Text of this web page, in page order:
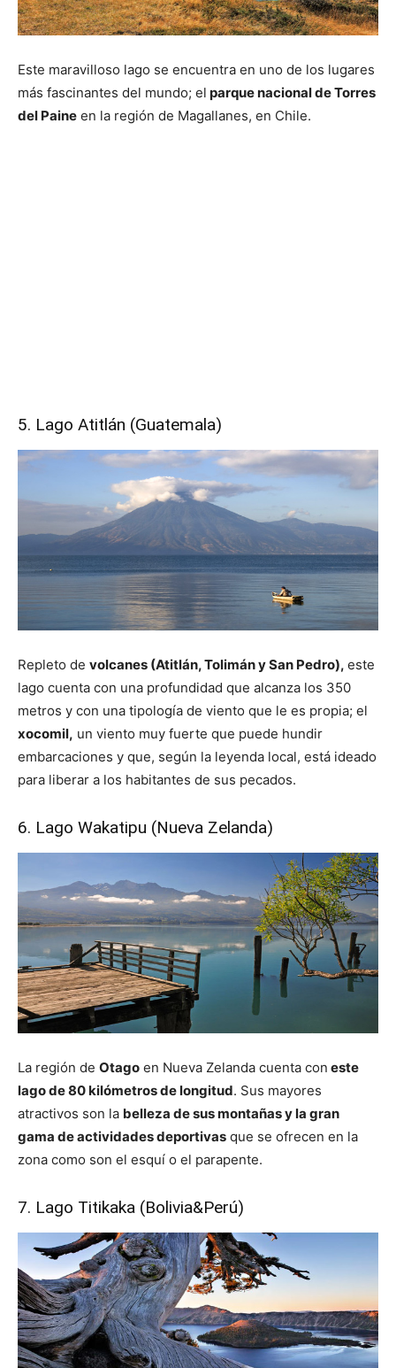
Este maravilloso lago se encuentra en uno de los lugares
más fascinantes del mundo; el parque nacional de Torres
del Paine en la región de Magallanes, en Chile.
5. Lago Atitlán (Guatemala)
Repleto de volcanes (Atitlán, Tolimán y San Pedro), este
lago cuenta con una profundidad que alcanza los 350
metros y con una tipología de viento que le es propia; el
xocomil, un viento muy fuerte que puede hundir
embarcaciones y que, según la leyenda local, está ideado
para liberar a los habitantes de sus pecados.
6. Lago Wakatipu (Nueva Zelanda)
La región de Otago en Nueva Zelanda cuenta con este
lago de 80 kilómetros de longitud. Sus mayores
atractivos son la belleza de sus montañas y la gran
gama de actividades deportivas que se ofrecen en la
zona como son el esquí o el parapente.
7. Lago Titikaka (Bolivia&Perú)